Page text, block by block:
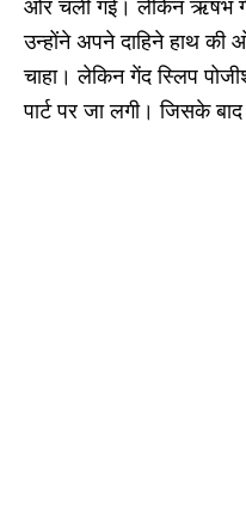
ओर चली गई। लेकिन ऋषभ
उन्होंने अपने दाहिने हाथ की
चाहा। लेकिन गेंद स्लिप
पार्ट पर जा लगी। जिसके